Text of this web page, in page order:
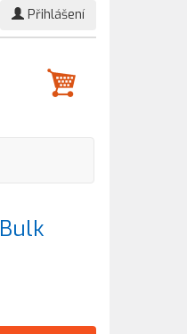
Přihlášení